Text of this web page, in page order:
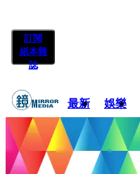
訂閱
紙本雜
誌
最新 娛樂